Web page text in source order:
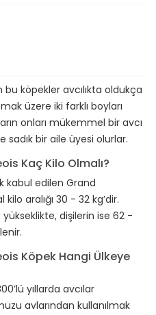
bu köpekler avcılıkta oldukça
üzere iki farklı boyları
onları mükemmel bir avcı
bir aile üyesi olurlar.
Kaç Kilo Olmalı?
kabul edilen Grand
aralığı 30 - 32 kg’dir.
dişilerin ise 62 -
Köpek Hangi Ülkeye
yıllarda avcılar
avlarından kullanılmak